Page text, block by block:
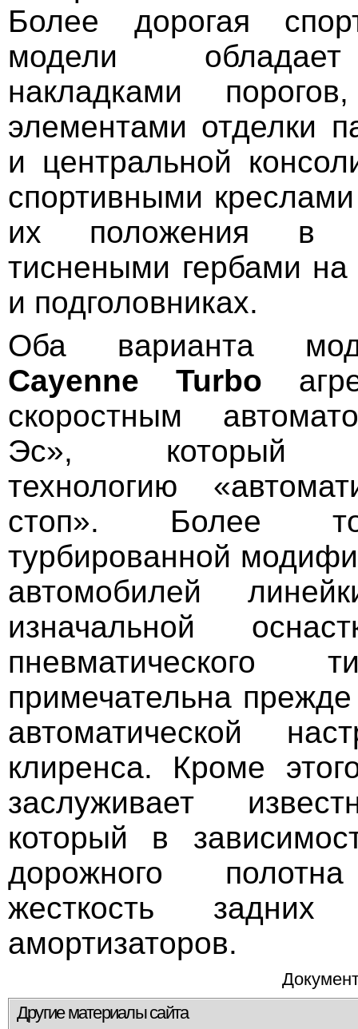
Более дорогая
модели
накладками
элементами отделки
и центральной
спортивными
их положения в
тиснеными гербами на
и подголовниках.
Оба варианта
Cayenne
Turbo
скоростным
Эс», который
технологию
стоп». Более
турбированной
автомобилей
изначальной
пневматического
примечательна
автоматической
клиренса. Кроме
заслуживает
который в
дорожного
жесткость
амортизаторов.
Другие материалы сайта